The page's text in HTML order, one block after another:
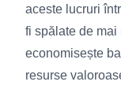
aceste lucruri
fi spălate de mai
economisește
resurse